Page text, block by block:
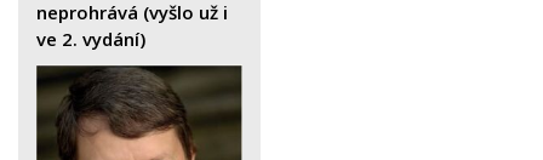
neprohrává (vyšlo už i
ve 2. vydání)